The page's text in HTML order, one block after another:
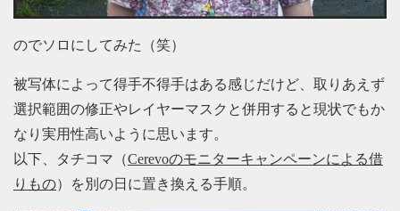
のでソロにしてみた（笑）
被写体によって得手不得手はある感じだけど、取りあえず
選択範囲の修正やレイヤーマスクと併用すると現状でもか
なり実用性高いように思います。
以下、タチコマ（Cerevoのモニターキャンペーンによる借
りもの）を別の日に置き換える手順。